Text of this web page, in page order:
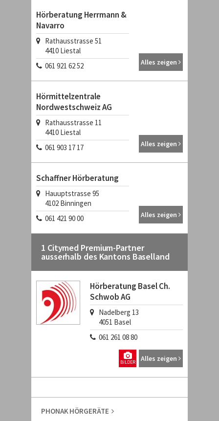
Hörberatung Herrmann &
Navarro
Rathausstrasse 51
4410 Liestal
061 921 62 52
Alles zeigen
Hörmittelzentrale
Nordwestschweiz AG
Rathausstrasse 11
4410 Liestal
061 903 17 17
Alles zeigen
Schaffner Hörberatung
Hauuptstrasse 95
4102 Binningen
061 421 90 00
Alles zeigen
1 Citymed Premium-Partner
ausserhalb des Kantons Baselland
Hörberatung Basel Ch.
Schwob AG
Nadelberg 13
4051 Basel
061 261 08 80
Alles zeigen
BILDER
PHONAK HÖRGERÄTE